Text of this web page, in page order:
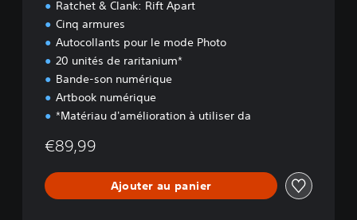
Ratchet & Clank: Rift Apart
Cinq armures
Autocollants pour le mode Photo
20 unités de raritanium*
Bande-son numérique
Artbook numérique
*Matériau d'amélioration à utiliser da
€89,99
Ajouter au panier